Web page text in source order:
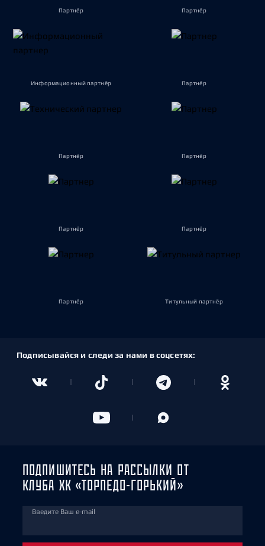
Партнёр Партнёр
Информационный партнёр Партнёр
Партнёр Партнёр
Партнёр Партнёр
Партнёр Титульный партнёр
Подписывайся и следи за нами в соцсетях:
ПОДПИШИТЕСЬ НА РАССЫЛКИ ОТ
КЛУБА ХК «ТОРПЕДО-ГОРЬКИЙ»
Введите Ваш e-mail